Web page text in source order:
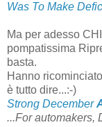
Was To Make
Ma per adesso
pompatissima
basta.
Hanno
è tutto dire...:-)
Strong December
...For automakers,